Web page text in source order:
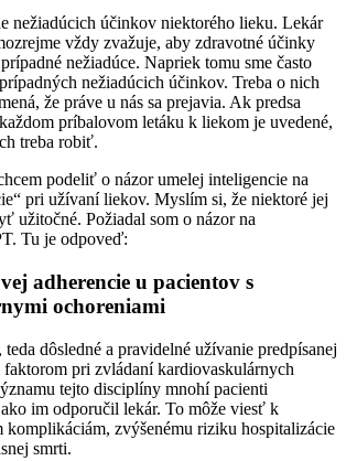
nežiadúcich účinkov niektorého lieku. Lekár
vždy zvažuje, aby zdravotné účinky
nežiadúce. Napriek tomu sme často
nežiadúcich účinkov. Treba o nich
že práve u nás sa prejavia. Ak predsa
príbalovom letáku k liekom je uvedené,
treba robiť.
podeliť o názor umelej inteligencie na
pri užívaní liekov. Myslím si, že niektoré jej
užitočné. Požiadal som o názor na
Tu je odpoveď:
adherencie u pacientov s
ochoreniami
dôsledné a pravidelné užívanie predpísanej
pri zvládaní kardiovaskulárnych
tejto disciplíny mnohí pacienti
im odporučil lekár. To môže viesť k
komplikáciám, zvýšenému riziku hospitalizácie
smrti.